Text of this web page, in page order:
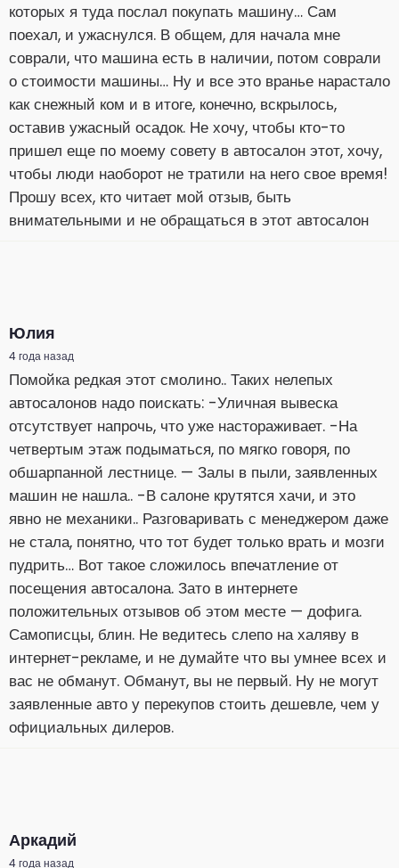
которых я туда послал покупать машину… Сам
поехал, и ужаснулся. В общем, для начала мне
соврали, что машина есть в наличии, потом соврали
о стоимости машины… Ну и все это вранье нарастало
как снежный ком и в итоге, конечно, вскрылось,
оставив ужасный осадок. Не хочу, чтобы кто-то
пришел еще по моему совету в автосалон этот, хочу,
чтобы люди наоборот не тратили на него свое время!
Прошу всех, кто читает мой отзыв, быть
внимательными и не обращаться в этот автосалон
Юлия
4 года назад
Помойка редкая этот смолино.. Таких нелепых
автосалонов надо поискать: -Уличная вывеска
отсутствует напрочь, что уже настораживает. -На
четвертым этаж подыматься, по мягко говоря, по
обшарпанной лестнице. — Залы в пыли, заявленных
машин не нашла.. -В салоне крутятся хачи, и это
явно не механики.. Разговаривать с менеджером даже
не стала, понятно, что тот будет только врать и мозги
пудрить… Вот такое сложилось впечатление от
посещения автосалона. Зато в интернете
положительных отзывов об этом месте — дофига.
Самописцы, блин. Не ведитесь слепо на халяву в
интернет-рекламе, и не думайте что вы умнее всех и
вас не обманут. Обманут, вы не первый. Ну не могут
заявленные авто у перекупов стоить дешевле, чем у
официальных дилеров.
Аркадий
4 года назад